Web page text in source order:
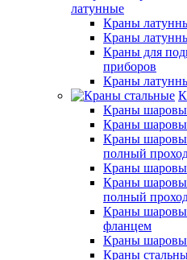
латунные
Краны
Краны
Краны для
приборов
Краны
Краны
Краны
Краны
полный
Краны
Краны
полный
Краны
фланцем
Краны
Краны